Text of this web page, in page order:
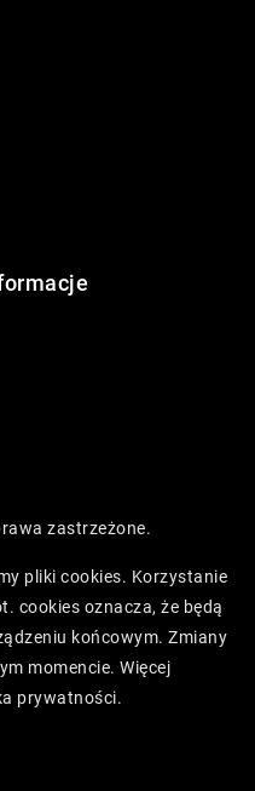
zastrzeżone.
pliki cookies. Korzystanie
cookies oznacza, że będą
końcowym. Zmiany
momencie. Więcej
prywatności.